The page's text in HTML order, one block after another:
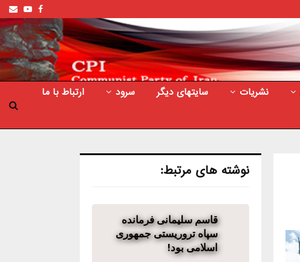
Facebook
نشریات سایتهای دیگر سرود
ارتباط با ما
نوشته های مرتبط:
قاسم سلیمانی فرمانده
سپاه تروریستی جمهوری
اسلامی بود!